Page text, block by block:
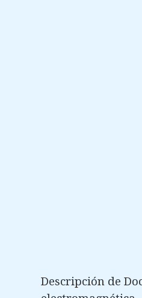
Descripción de